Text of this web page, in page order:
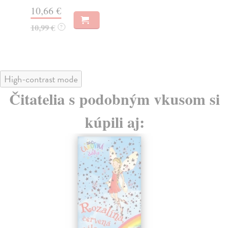
10,66 €
10,99 € ?
High-contrast mode
Čitatelia s podobným vkusom si
kúpili aj: